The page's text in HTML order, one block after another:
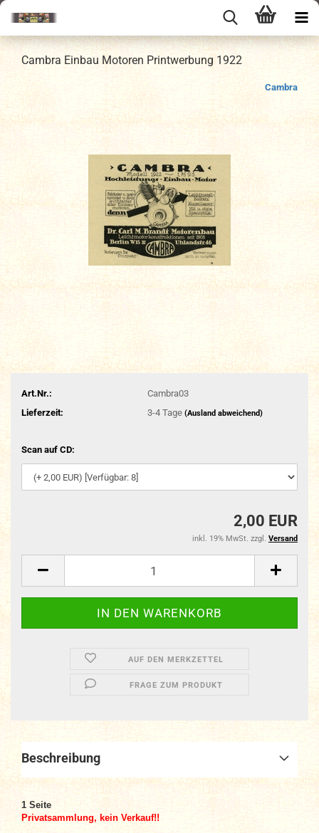
Cambra Einbau Motoren Printwerbung 1922
Cambra
Art.Nr.:
Cambra03
Lieferzeit:
3-4 Tage (Ausland abweichend)
Scan auf CD:
2,00 EUR
inkl. 19% MwSt. zzgl. Versand
AUF DEN MERKZETTEL
FRAGE ZUM PRODUKT
Beschreibung
1 Seite
Privatsammlung, kein Verkauf!!